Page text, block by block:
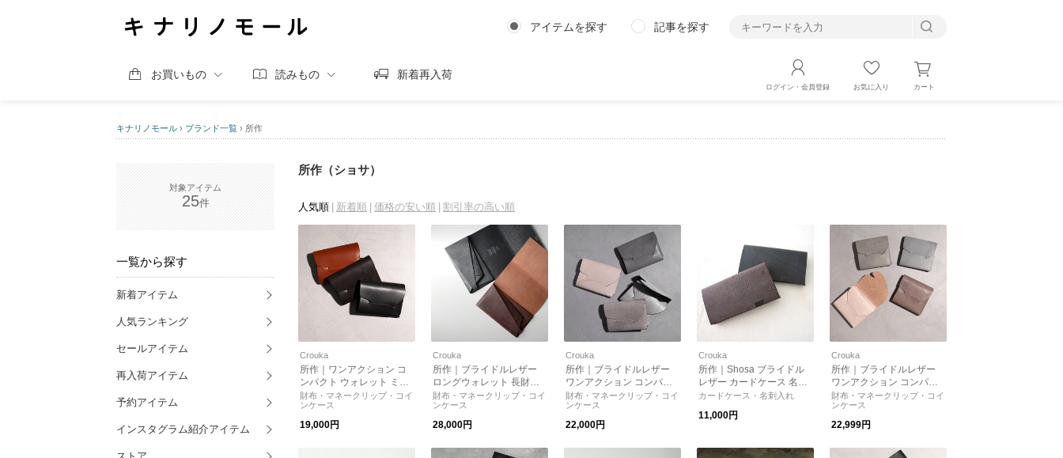
アイテムを探す 記事を探す
お買いもの 読みもの 新着再入荷
ログイン・会員登録 お気に入り カート
キナリノモール › ブランド一覧 › 所作
25
一覧から探す
新着アイテム
人気ランキング
セールアイテム
再入荷アイテム
予約アイテム
インスタグラム紹介アイテム
所作（ショサ）
人気順 新着順 価格の安い順 割引率の高い順
Crouka
所作｜ワンアクション コ
ンパクト ウォレット ミニ
財布 財布 CP-2.5 ユニセッ
クス メンズ ショサ プレゼ
ント
財布・マネークリップ・コイ
ンケース
19,000円
Crouka
所作｜ブライドルレザー
ロングウォレット 長財布 s
ho-lo1c Shosa ショサ プ
レゼント
財布・マネークリップ・コイ
ンケース
28,000円
Crouka
所作｜ブライドルレザー
ワンアクション コンパク
ト ウォレット ミニ財布 財
布 CP-2.5 ユニセックス メ
ンズ cp-2.5 ショサ プレゼ
ント
財布・マネークリップ・コイ
ンケース
22,000円
Crouka
所作｜Shosa ブライドル
レザー カードケース 名刺
入れ ケース sho-ca1-c シ
カードケース・名刺入れ
11,000円
Crouka
所作｜ブライドルレザー
ワンアクション コンパク
ト ウォレット ミニ財布 財
布 CP-3.5 cp-3.5 ショサ プ
レゼント
財布・マネークリップ・コイ
ンケース
22,999円